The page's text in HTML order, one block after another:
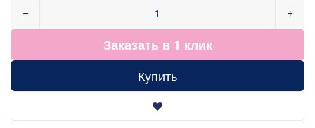
− +
Заказать в 1 клик
Купить